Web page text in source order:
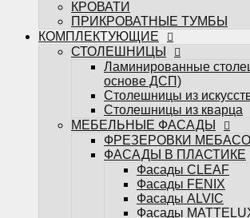
Фасады MATTELUX
Фасады ARPA
Фасады AGT
КРАШЕННЫЕ ФАСАДЫ
ФАСАДЫ В ПЛЁНКЕ
Пленки ADILET
Пленки
Пленки ТАДЖ
ФАСАДЫ ИЗ МАССИВА
ШПОНИРОВАННЫЕ
КУХОННЫЕ ФАРТУКИ
КУХОННЫЕ ФАРТУКИ
КУХОННЫЕ ФАРТУКИ
КРОВАТИ
ПРИКРОВАТНЫЕ ТУМБЫ
КОМПЛЕКТУЮЩИЕ
СТОЛЕШНИЦЫ
Ламинированные
основе ДСП)
Столешницы из
Столешницы из кварца
МЕБЕЛЬНЫЕ ФАСАДЫ
ФРЕЗЕРОВКИ МЕБАСО
ФАСАДЫ В ПЛАСТИКЕ
Фасады CLEAF
Фасады FENIX
Фасады ALVIC
Фасады